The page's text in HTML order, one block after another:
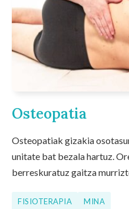
Osteopatia
Osteopatiak gizakia
unitate bat bezala hartuz.
berreskuratuz gaitza
FISIOTERAPIA MINA